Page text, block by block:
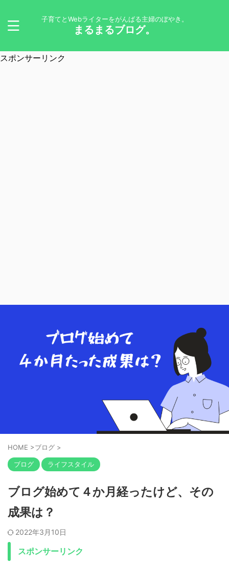
子育てとWebライターをがんばる主婦のぼやき。
まるまるブログ。
スポンサーリンク
HOME >ブログ >
ブログ ライフスタイル
ブログ始めて４か月経ったけど、その
成果は？
2022年3月10日
スポンサーリンク